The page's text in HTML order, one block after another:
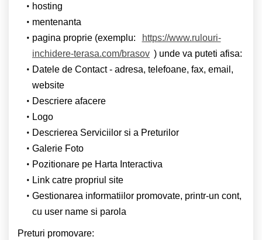
hosting
mentenanta
pagina proprie (exemplu:
https://www.rulouri-
inchidere-terasa.com/brasov ) unde va puteti afisa:
Datele de Contact - adresa, telefoane, fax, email,
website
Descriere afacere
Logo
Descrierea Serviciilor si a Preturilor
Galerie Foto
Pozitionare pe Harta Interactiva
Link catre propriul site
Gestionarea informatiilor promovate, printr-un cont,
cu user name si parola
Preturi promovare: